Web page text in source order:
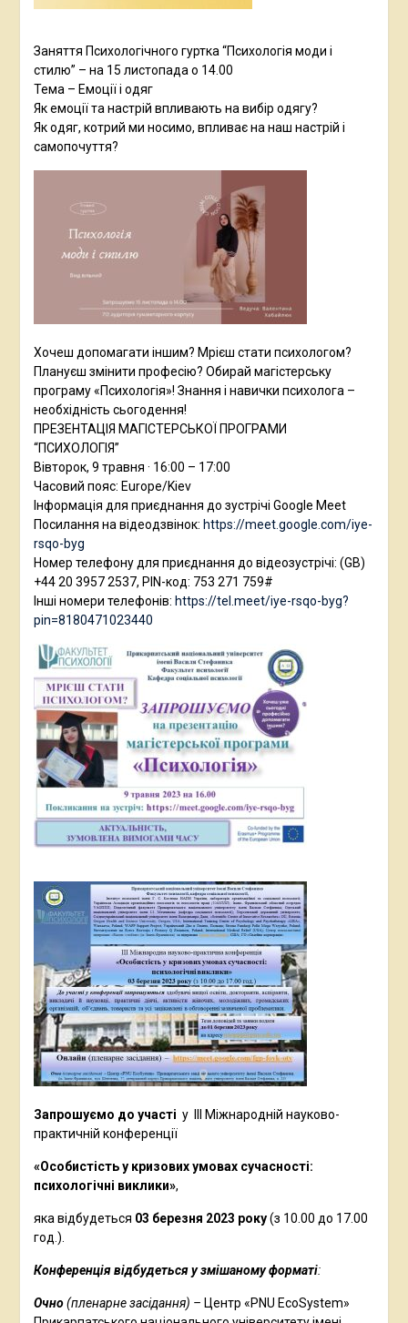
Заняття Психологічного гуртка “Психологія моди і
стилю” – на 15 листопада о 14.00
Тема – Емоції і одяг
Як емоції та настрій впливають на вибір одягу?
Як одяг, котрий ми носимо, впливає на наш настрій і
самопочуття?
Хочеш допомагати іншим? Мрієш стати психологом?
Плануєш змінити професію? Обирай магістерську
програму «Психологія»! Знання і навички психолога –
необхідність сьогодення!
ПРЕЗЕНТАЦІЯ МАГІСТЕРСЬКОЇ ПРОГРАМИ
“ПСИХОЛОГІЯ”
Вівторок, 9 травня · 16:00 – 17:00
Часовий пояс: Europe/Kiev
Інформація для приєднання до зустрічі Google Meet
Посилання на відеодзвінок: https://meet.google.com/iye-
rsqo-byg
Номер телефону для приєднання до відеозустрічі: ‪(GB)
+44 20 3957 2537‬, PIN-код: ‪753 271 759‬#
Інші номери телефонів: https://tel.meet/iye-rsqo-byg?
pin=8180471023440
Запрошуємо до участі у ІІІ Міжнародній науково-
практичній конференції
«Особистість у кризових умовах сучасності:
психологічні виклики»,
яка відбудеться 03 березня 2023 року(з 10.00 до 17.00
год.).
Конференція відбудеться у змішаному форматі:
Очно(пленарне засідання) – Центр «PNU EcoSystem»